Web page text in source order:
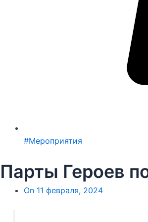
#Мероприятия
Парты Героев
On 11 февраля, 2024